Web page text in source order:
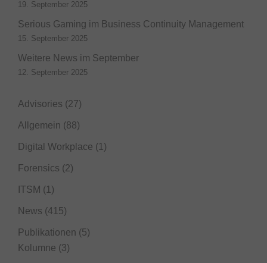
19. September 2025
Serious Gaming im Business Continuity Management
15. September 2025
Weitere News im September
12. September 2025
Advisories (27)
Allgemein (88)
Digital Workplace (1)
Forensics (2)
ITSM (1)
News (415)
Publikationen (5)
Kolumne (3)